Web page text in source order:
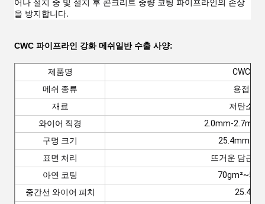
어나 설치 중 및 설치 후 콘크리트 중량 코팅 파이프라인의 손상
을 방지합니다.
CWC 파이프라인 강화 메쉬 일반 수출 사양:
제품명
CWC 메
메쉬 종류
용접 메
재료
저탄소
와이어 직경
2.0mm-2.7mm
구멍 크기
25.4mm x
표면 처리
뜨거운 담근
아연 코팅
중간선 와이어 피치